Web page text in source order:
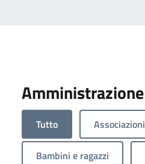
Amministrazione
Tutto Associazioni
Bambini e ragazzi